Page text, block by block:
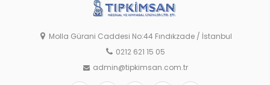
Molla Gürani Caddesi No:44 Fındıkzade / İstanbul
0212 621 15 05
admin@tipkimsan.com.tr